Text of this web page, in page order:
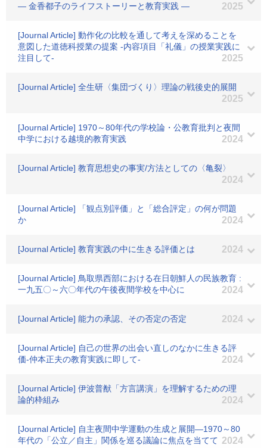
― 金香都子のライフストーリーと教育実践 ―
2025
[Journal Article] 動作化の比較を通して考えを深めることを
意図した道徳科授業の提案 -内容項目「礼儀」の授業実践に
注目して-
2025
[Journal Article] 全生研〈集団づくり〉理論の戦後史的展開
2025
[Journal Article] 1970～80年代の学校論・公教育批判と夜間
中学における越境的教育実践
2024
[Journal Article] 教育思想史の事実/方法としての〈亀裂〉
2024
[Journal Article] 「観点別評価」と「総合評定」の何が問題
か
2024
[Journal Article] 教育実践の中に生きる評価とは 2024
[Journal Article] 鳥取県西部における在日朝鮮人の民族教育 :
一九五〇～六〇年代の午後夜間学校を中心に
2024
[Journal Article] 能力の承認、その否定の否定 2024
[Journal Article] 自己の世界の出会い直しのなかに生きる評
価-仲本正夫の教育実践に即して-
2024
[Journal Article] 伊波普猷「方言講演」を理解するための理
論的枠組み
2024
[Journal Article] 自主夜間中学運動の生成と展開―1970～80
年代の「公立／自主」関係を巡る議論に焦点を当てて 2024